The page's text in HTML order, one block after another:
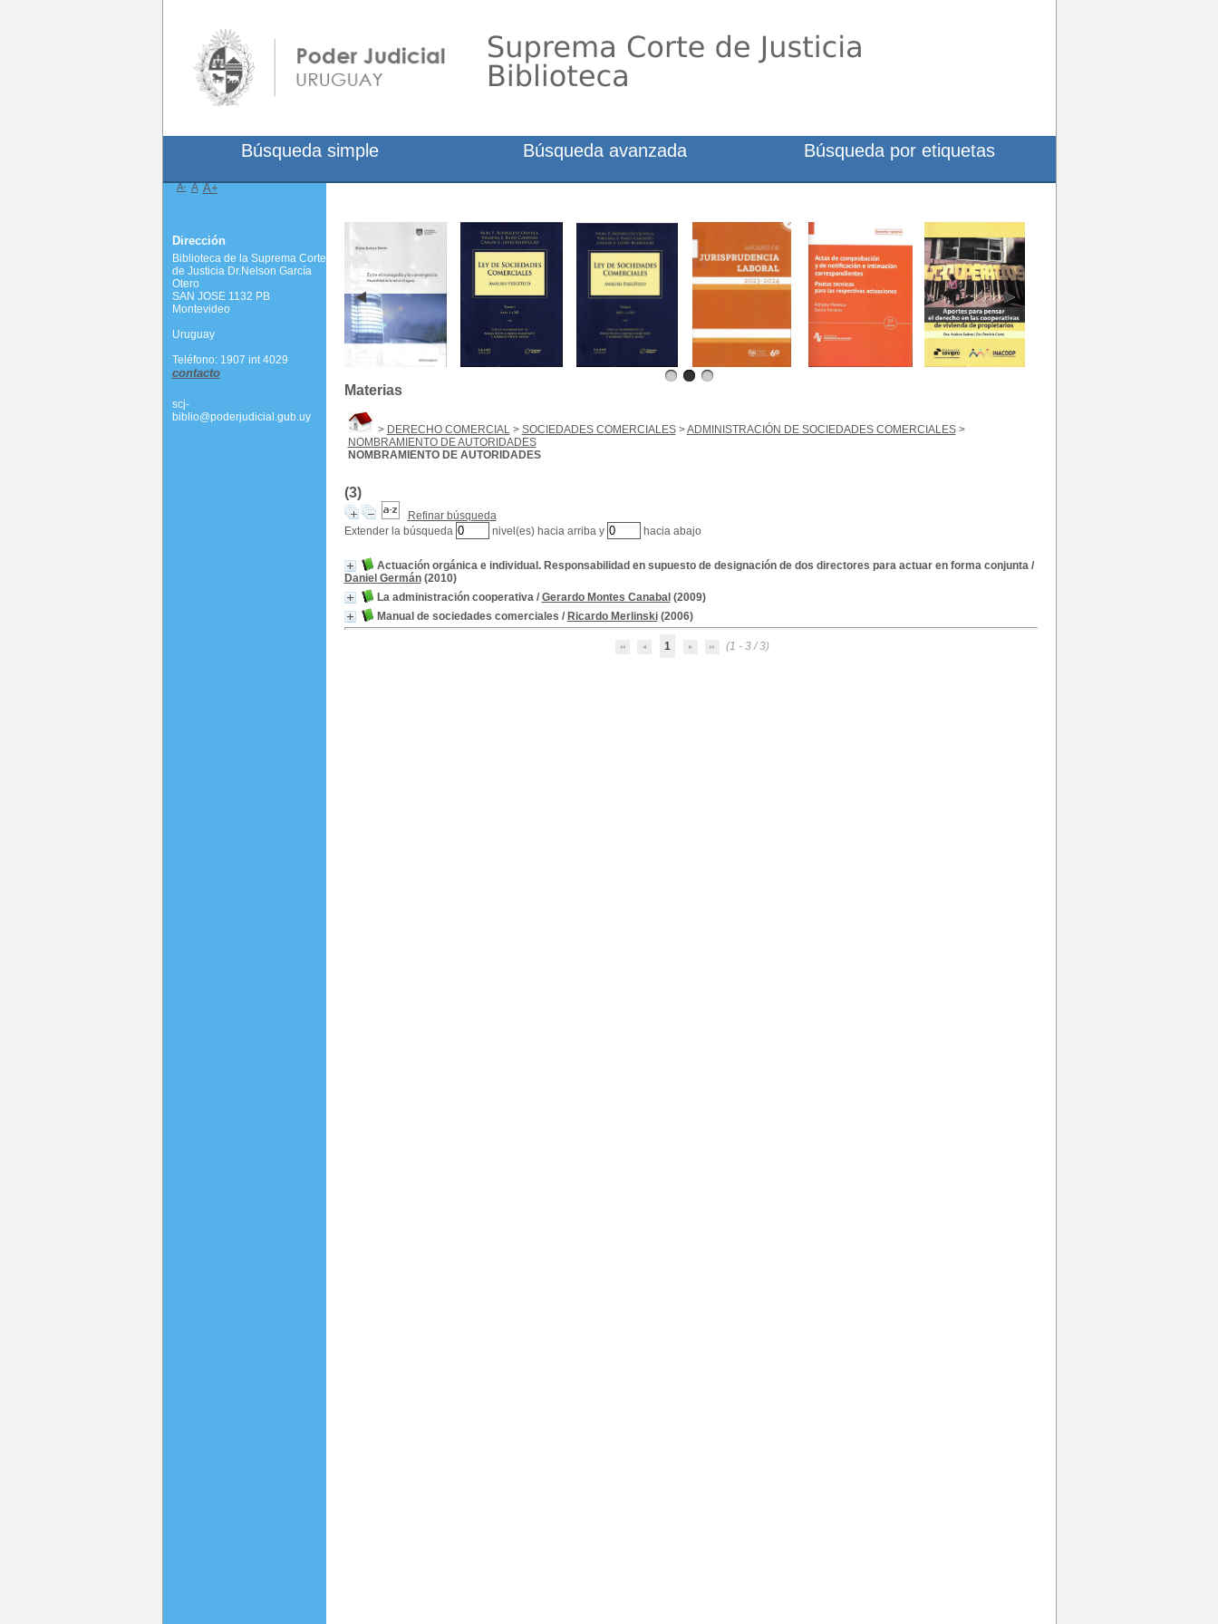
Materias
> DERECHO COMERCIAL> SOCIEDADES COMERCIALES>ADMINISTRACIÓN DE SOCIEDADES COMERCIALES>
NOMBRAMIENTO DE AUTORIDADES
NOMBRAMIENTO DE AUTORIDADES
(3)
Refinar búsqueda
Extender la búsqueda
nivel(es) hacia arriba y hacia abajo
Actuación orgánica e individual. Responsabilidad en supuesto de designación de dos directores para actuar en forma conjunta/
Daniel Germán(2010)
La administración cooperativa/ Gerardo Montes Canabal (2009)
Manual de sociedades comerciales / Ricardo Merlinski(2006)
1 (1 - 3 / 3)
Búsqueda simple Búsqueda avanzada Búsqueda por etiquetas
A- A A+
Dirección
Biblioteca de la Suprema Corte
de Justicia Dr.Nelson García
Otero
SAN JOSE 1132 PB
Montevideo
Uruguay
Teléfono: 1907 int 4029
contacto
scj-
biblio@poderjudicial.gub.uy